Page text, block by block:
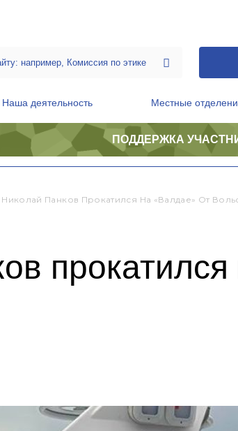
Наша деятельность Местные
ПОДДЕРЖКА
Николай Панков Прокатился На «Валдае» От